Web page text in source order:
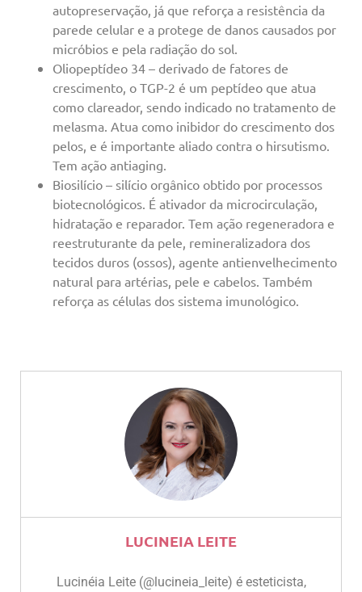
autopreservação, já que reforça a resistência da
parede celular e a protege de danos causados por
micróbios e pela radiação do sol.
Oliopeptídeo 34 – derivado de fatores de
crescimento, o TGP-2 é um peptídeo que atua
como clareador, sendo indicado no tratamento de
melasma. Atua como inibidor do crescimento dos
pelos, e é importante aliado contra o hirsutismo.
Tem ação antiaging.
Biosilício – silício orgânico obtido por processos
biotecnológicos. É ativador da microcirculação,
hidratação e reparador. Tem ação regeneradora e
reestruturante da pele, remineralizadora dos
tecidos duros (ossos), agente antienvelhecimento
natural para artérias, pele e cabelos. Também
reforça as células dos sistema imunológico.
LUCINEIA LEITE
Lucinéia Leite (@lucineia_leite) é esteticista,